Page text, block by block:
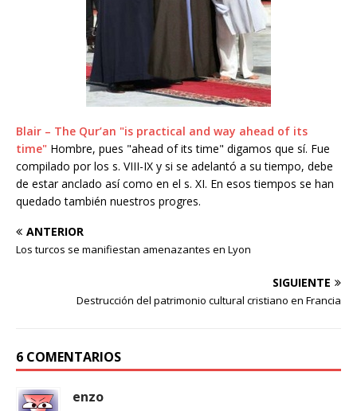
Blair – The Qur’an "is practical and way ahead of its
time" Hombre, pues "ahead of its time" digamos que sí. Fue
compilado por los s. VIII-IX y si se adelantó a su tiempo, debe
de estar anclado así como en el s. XI. En esos tiempos se han
quedado también nuestros progres.
ANTERIOR
Los turcos se manifiestan amenazantes en Lyon
SIGUIENTE
Destrucción del patrimonio cultural cristiano en Francia
6 COMENTARIOS
enzo